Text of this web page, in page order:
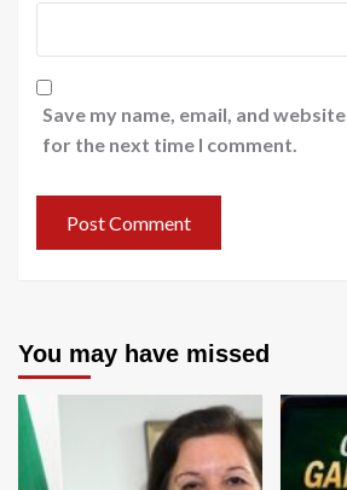
Save my name, email, and
for the next time I comment.
You may have missed